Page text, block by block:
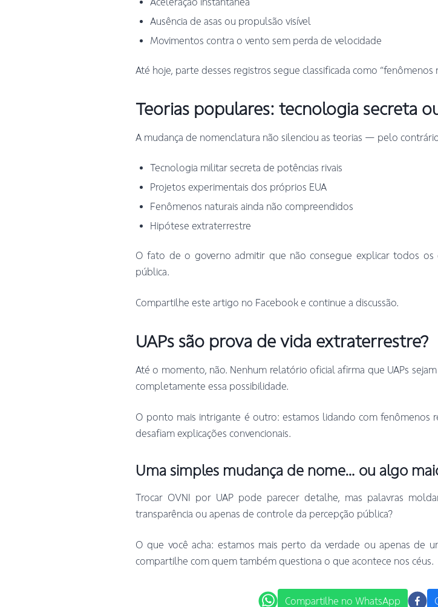
Ausência de asas ou propulsão visível
Movimentos contra o vento sem perda de velocidade
Até hoje, parte desses registros segue classificada como
Teorias populares: tecnologia secreta
A mudança de nomenclatura não silenciou as teorias — pelo
Tecnologia militar secreta de potências rivais
Projetos experimentais dos próprios EUA
Fenômenos naturais ainda não compreendidos
Hipótese extraterrestre
O fato de o governo admitir que não consegue explicar todos os
pública.
Compartilhe este artigo no Facebook e continue a discussão.
UAPs são prova de vida extraterrestre?
Até o momento, não. Nenhum relatório oficial afirma que UAPs
completamente essa possibilidade.
O ponto mais intrigante é outro: estamos lidando com fenômenos
desafiam explicações convencionais.
Uma simples mudança de nome… ou algo
Trocar OVNI por UAP pode parecer detalhe, mas palavras
transparência ou apenas de controle da percepção pública?
O que você acha: estamos mais perto da verdade ou apenas de
compartilhe com quem também questiona o que acontece nos céus.
Compartilhe no WhatsApp